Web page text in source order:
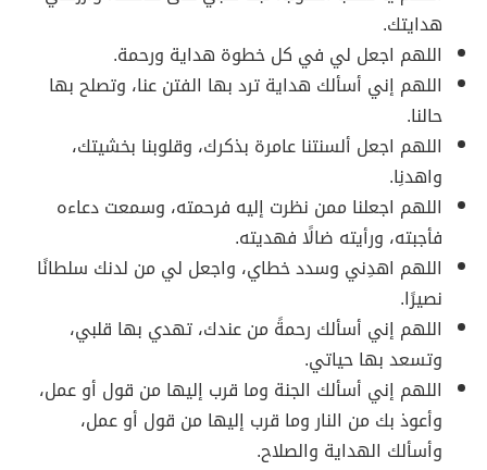
هدايتك.
اللهم اجعل لي في كل خطوة هداية ورحمة.
اللهم إني أسألك هداية ترد بها الفتن عنا، وتصلح بها
حالنا.
اللهم اجعل ألسنتنا عامرة بذكرك، وقلوبنا بخشيتك،
واهدنِا.
اللهم اجعلنا ممن نظرت إليه فرحمته، وسمعت دعاءه
فأجبته، ورأيته ضالًا فهديته.
اللهم اهدِني وسدد خطاي، واجعل لي من لدنك سلطانًا
نصيرًا.
اللهم إني أسألك رحمةً من عندك، تهدي بها قلبي،
وتسعد بها حياتي.
اللهم إني أسألك الجنة وما قرب إليها من قول أو عمل،
وأعوذ بك من النار وما قرب إليها من قول أو عمل،
وأسألك الهداية والصلاح.